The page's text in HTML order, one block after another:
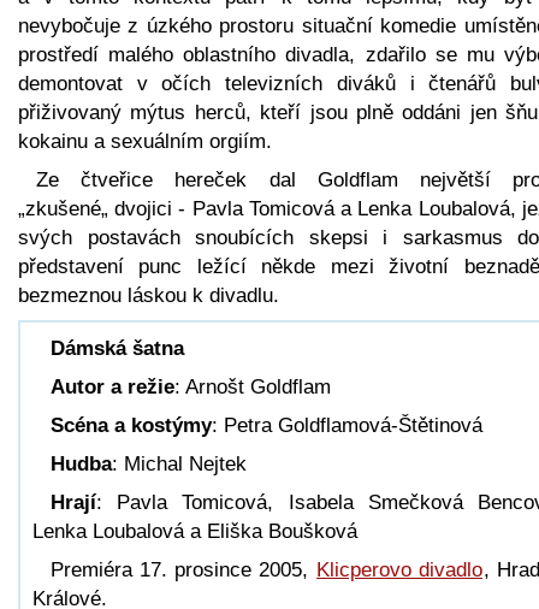
nevybočuje z úzkého prostoru situační komedie
prostředí malého oblastního divadla, zdařilo se mu
demontovat v očích televizních diváků i čtenářů
přiživovaný mýtus herců, kteří jsou plně oddáni jen
kokainu a sexuálním orgiím.
Ze čtveřice hereček dal Goldflam největší
„zkušené„ dvojici - Pavla Tomicová a Lenka Loubalová,
svých postavách snoubících skepsi i sarkasmus
představení punc ležící někde mezi životní
bezmeznou láskou k divadlu.
Dámská šatna
Autor a režie: Arnošt Goldflam
Scéna a kostýmy: Petra Goldflamová-Štětinová
Hudba: Michal Nejtek
Hrají: Pavla Tomicová, Isabela Smečková
Lenka Loubalová a Eliška Boušková
Premiéra 17. prosince 2005, Klicperovo divadlo,
Králové.